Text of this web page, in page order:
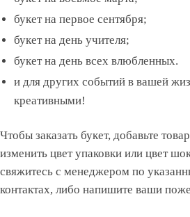
букет на первое сентября;
букет на день учителя;
букет на день всех влюбленных.
и для других событий в вашей
креативными!
Чтобы заказать букет, добавьте
изменить цвет упаковки или цвет
свяжитесь с менеджером по
контактах, либо напишите ваши